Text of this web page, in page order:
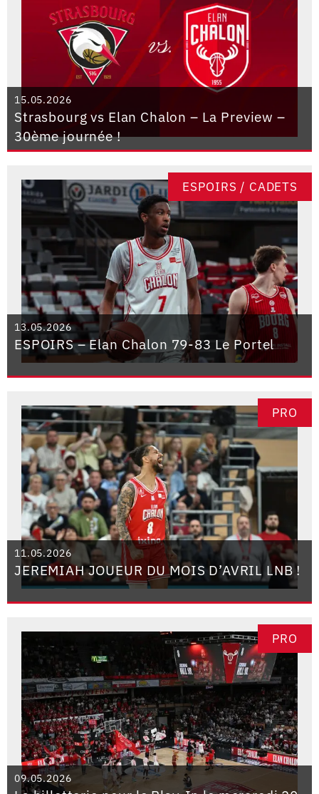
15.05.2026
Strasbourg vs Elan Chalon – La Preview –
30ème journée !
ESPOIRS / CADETS
13.05.2026
ESPOIRS – Elan Chalon 79-83 Le Portel
PRO
11.05.2026
JEREMIAH JOUEUR DU MOIS D’AVRIL LNB !
PRO
09.05.2026